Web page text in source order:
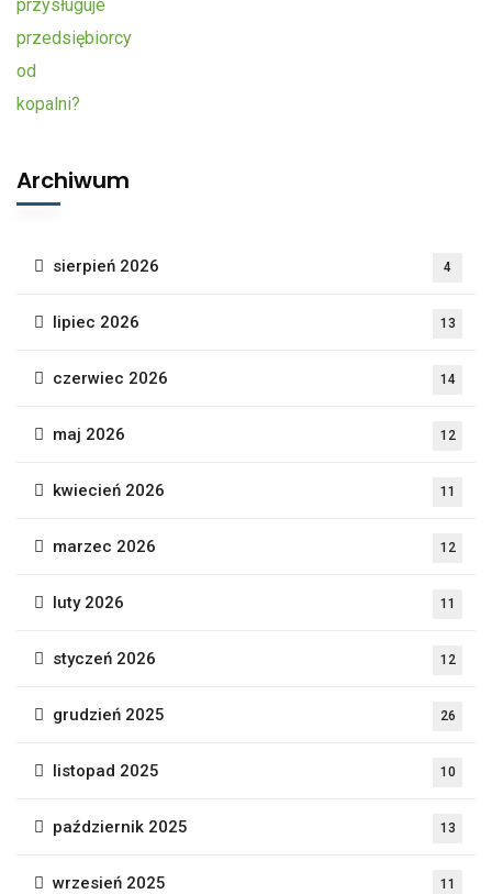
Archiwum
sierpień 2026 4
lipiec 2026 13
czerwiec 2026 14
maj 2026 12
kwiecień 2026 11
marzec 2026 12
luty 2026 11
styczeń 2026 12
grudzień 2025 26
listopad 2025 10
październik 2025 13
wrzesień 2025 11